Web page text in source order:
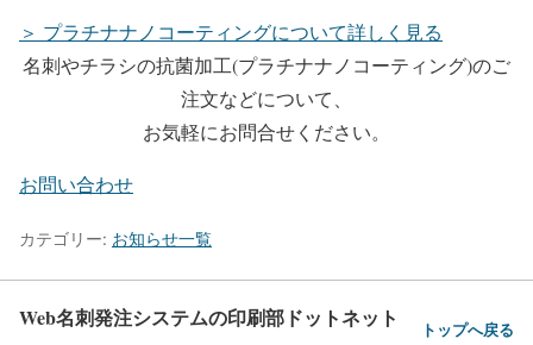
＞ プラチナナノコーティングについて詳しく見る
名刺やチラシの抗菌加工(プラチナナノコーティング)のご
注文などについて、
お気軽にお問合せください。
お問い合わせ
カテゴリー: お知らせ一覧
Web名刺発注システムの印刷部ドットネット トップへ戻る